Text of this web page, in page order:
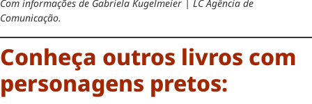
Com informações de Gabriela Kugelmeier | LC Agência de
Comunicação.
Conheça outros livros com
personagens pretos: